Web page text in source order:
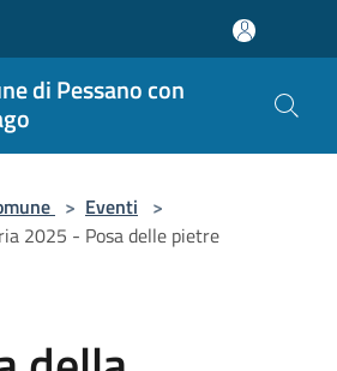
di Pessano con
> Eventi >
2025 - Posa delle pietre